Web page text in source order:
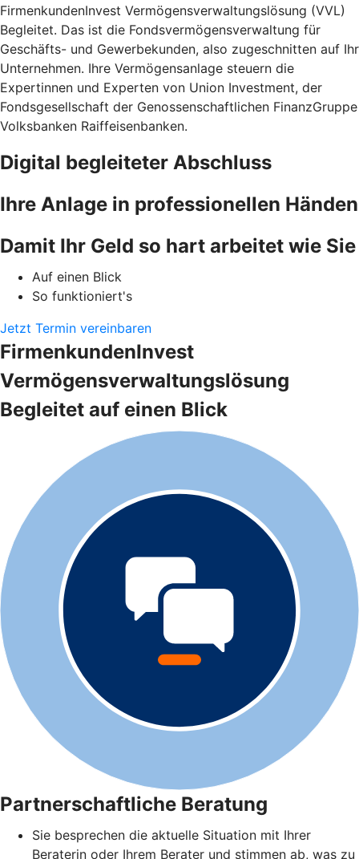
FirmenkundenInvest Vermögensverwaltungslösung (VVL)
Begleitet. Das ist die Fondsvermögensverwaltung für
Geschäfts- und Gewerbekunden, also zugeschnitten auf Ihr
Unternehmen. Ihre Vermögensanlage steuern die
Expertinnen und Experten von Union Investment, der
Fondsgesellschaft der Genossenschaftlichen FinanzGruppe
Volksbanken Raiffeisenbanken.
Digital begleiteter Abschluss
Ihre Anlage in professionellen Händen
Damit Ihr Geld so hart arbeitet wie Sie
Auf einen Blick
So funktioniert's
Jetzt Termin vereinbaren
FirmenkundenInvest
Vermögensverwaltungslösung
Begleitet auf einen Blick
Partnerschaftliche Beratung
Sie besprechen die aktuelle Situation mit Ihrer
Beraterin oder Ihrem Berater und stimmen ab, was zu